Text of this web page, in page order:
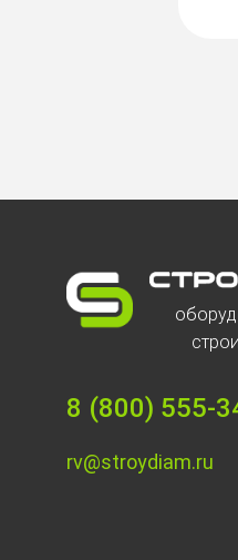
8 (800) 555-
rv@stroydiam.ru